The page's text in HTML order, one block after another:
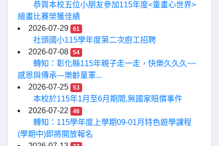
恭賀本校五位小朋友參加115年度<童畫心世界>
繪畫比賽榮獲佳績
2026-07-29
61
社頭國小115學年度第二次廚工招聘
2026-07-08
54
轉知：彰化縣115年親子走一走，快樂久久久~~
感恩與傳承—樂齡童軍...
2026-07-25
53
本校於115年1月至6月期間,無國家賠償事件
2026-07-22
46
轉知：115學年度上學期09-01月特色遊學課程
(學期中)即將開放報名